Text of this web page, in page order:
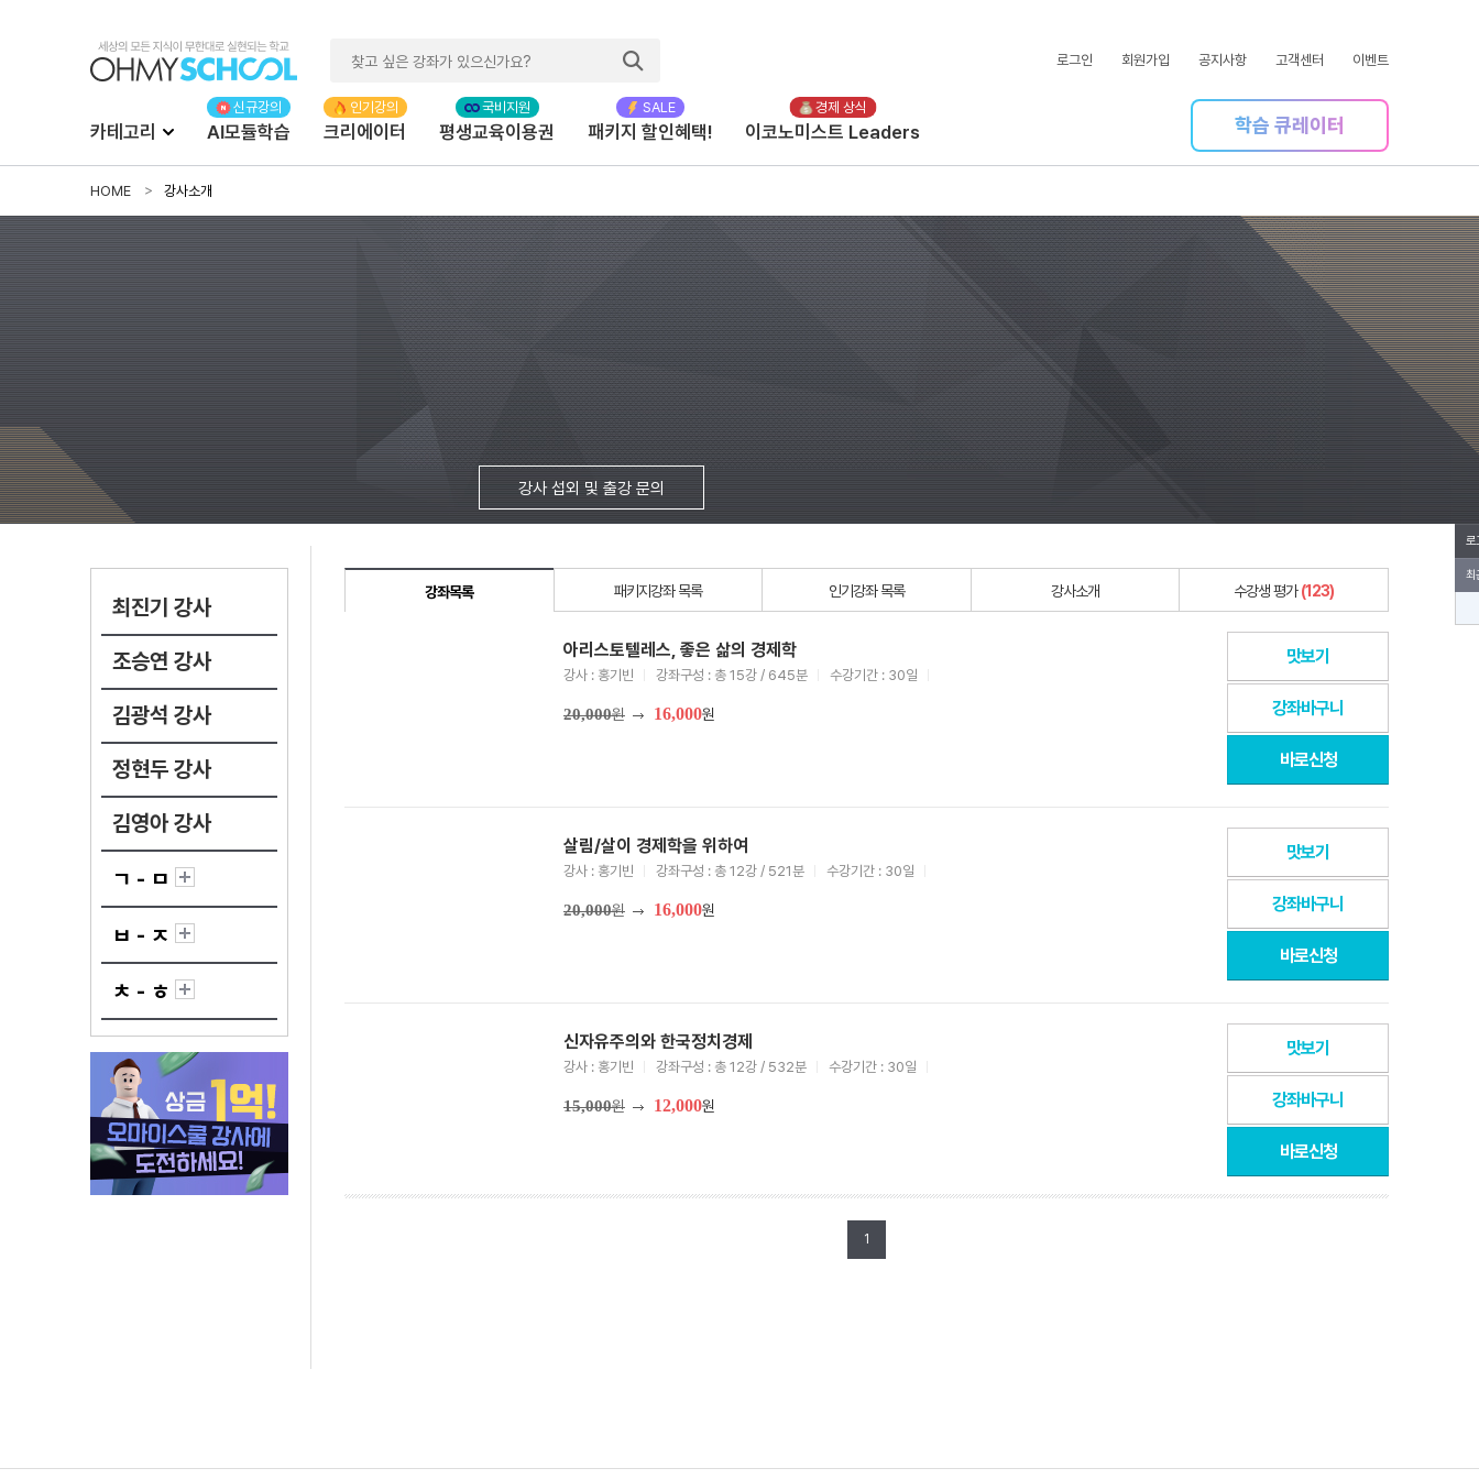
로그인 회원가입 공지사항 고객센터 이벤트
카테고리 AI모듈학습 크리에이터 평생교육이용권 패키지 할인혜택! 이코노미스트 Leaders 학습 큐레이터
HOME 강사소개
강사 섭외 및 출강 문의
최진기 강사
조승연 강사
김광석 강사
정현두 강사
김영아 강사
ㄱ - ㅁ
ㅂ - ㅈ
ㅊ - ㅎ
강좌목록 패키지강좌 목록 인기강좌 목록 강사소개 수강생 평가(123)
아리스토텔레스, 좋은 삶의 경제학
강사 : 홍기빈 강좌구성 : 총 15강 / 645분 수강기간 : 30일
20,000원 16,000원
맛보기
강좌바구니
바로신청
살림/살이 경제학을 위하여
강사 : 홍기빈 강좌구성 : 총 12강 / 521분 수강기간 : 30일
20,000원 16,000원
맛보기
강좌바구니
바로신청
신자유주의와 한국정치경제
강사 : 홍기빈 강좌구성 : 총 12강 / 532분 수강기간 : 30일
15,000원 12,000원
맛보기
강좌바구니
바로신청
1
로
최